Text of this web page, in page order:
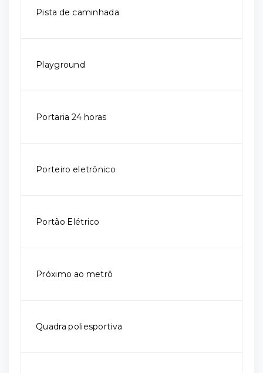
Pista de caminhada
Playground
Portaria 24 horas
Porteiro eletrônico
Portão Elétrico
Próximo ao metrô
Quadra poliesportiva